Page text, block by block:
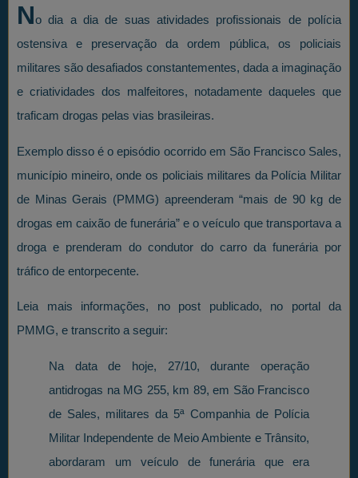
No dia a dia de suas atividades profissionais de polícia
ostensiva e preservação da ordem pública, os policiais
militares são desafiados constantementes, dada a imaginação
e criatividades dos malfeitores, notadamente daqueles que
traficam drogas pelas vias brasileiras.
Exemplo disso é o episódio ocorrido em São Francisco Sales,
município mineiro, onde os policiais militares da Polícia Militar
de Minas Gerais (PMMG) apreenderam “mais de 90 kg de
drogas em caixão de funerária” e o veículo que transportava a
droga e prenderam do condutor do carro da funerária por
tráfico de entorpecente.
Leia mais informações, no post publicado, no portal da
PMMG, e transcrito a seguir:
Na data de hoje, 27/10, durante operação
antidrogas na MG 255, km 89, em São Francisco
de Sales, militares da 5ª Companhia de Polícia
Militar Independente de Meio Ambiente e Trânsito,
abordaram um veículo de funerária que era